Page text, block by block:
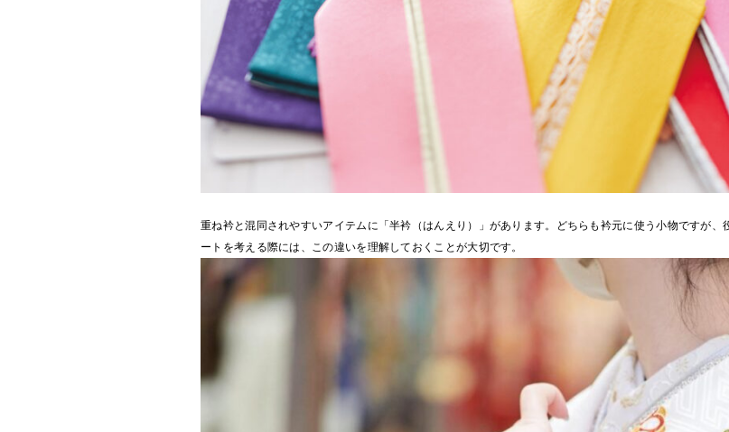
重ね衿と混同されやすいアイテムに「半衿（はんえり）」があります。どちらも衿元に使う小物ですが
ートを考える際には、この違いを理解しておくことが大切です。